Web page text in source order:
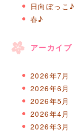
日向ぼっこ♪
春♪
アーカイブ
2026年7月
2026年6月
2026年5月
2026年4月
2026年3月